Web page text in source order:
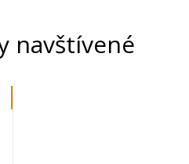
navštívené